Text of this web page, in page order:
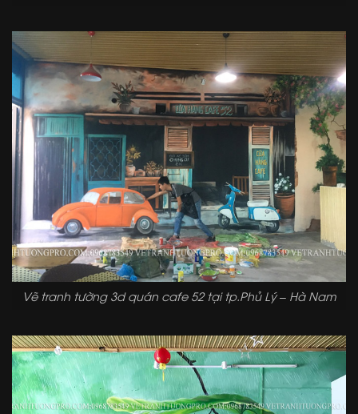
Vẽ tranh tường 3d quán cafe 52 tại tp.Phủ Lý – Hà Nam